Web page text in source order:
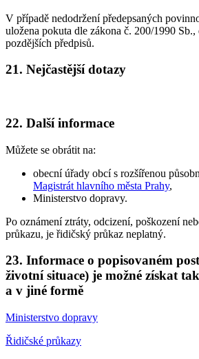
V případě nedodržení předepsaných
uložena pokuta dle zákona č. 200/1990
pozdějších předpisů.
21. Nejčastější dotazy
22. Další informace
Můžete se obrátit na:
obecní úřady obcí s rozšířenou
Magistrát hlavního města Prahy,
Ministerstvo dopravy.
Po oznámení ztráty, odcizení, poškození
průkazu, je řidičský průkaz neplatný.
23. Informace o popisovaném
životní situace) je možné získat
a v jiné formě
Ministerstvo dopravy
Řidičské průkazy